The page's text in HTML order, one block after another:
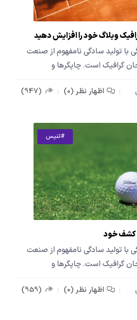
وبلاگ خود را افزایش دهید
با تولید سادگی نامفهوم از صنعت
گرافیک است. چاپگرها و
اظهار نظر (0) (947)
#تنیس
کشف خود
با تولید سادگی نامفهوم از صنعت
گرافیک است. چاپگرها و
اظهار نظر (0) (959)